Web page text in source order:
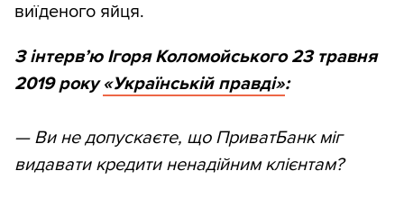
виїденого яйця.
З інтерв’ю Ігоря Коломойського 23 травня
2019 року «Українській правді»:
— Ви не допускаєте, що ПриватБанк міг
видавати кредити ненадійним клієнтам?